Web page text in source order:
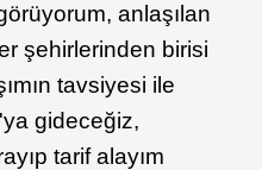
anlaşılan
şehirlerinden birisi
tavsiyesi ile
gideceğiz,
tarif alayım